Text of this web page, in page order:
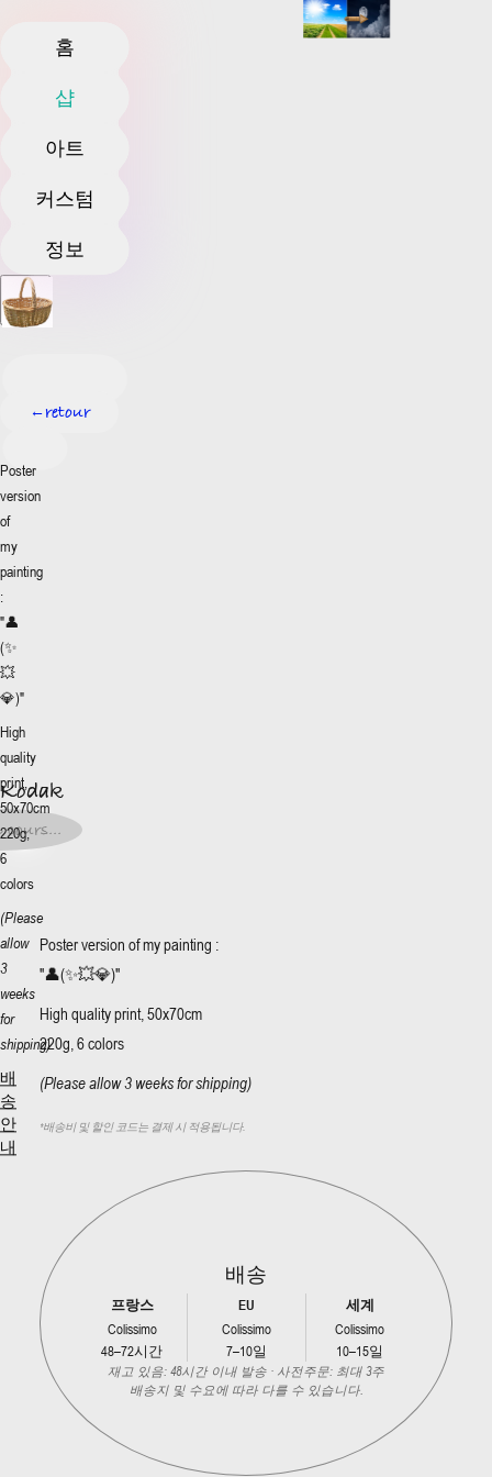
홈
샵
아트
커스텀
정보
←retour
*
en
Poster
version
of
my
painting
:
"👤
(✨
💥
💎)"
High
quality
print,
50x70cm
220g,
6
colors
(Please
allow
3
weeks
for
shipping)
배
송
안
내
*
cours...
Poster version of my painting :
"👤(✨💥💎)"
High quality print, 50x70cm
220g, 6 colors
(Please allow 3 weeks for shipping)
*배송비 및 할인 코드는 결제 시 적용됩니다.
배송
프랑스
Colissimo
48–72시간
EU
Colissimo
7–10일
세계
Colissimo
10–15일
재고 있음: 48시간 이내 발송 · 사전주문: 최대 3주
배송지 및 수요에 따라 다를 수 있습니다.